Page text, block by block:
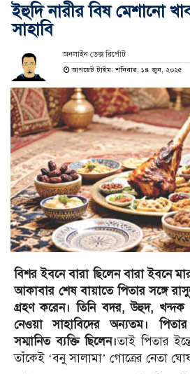
ইহুদি নারীর বিষ মেশানো
সাহাবি
অনলাইন ডেক্স রির্পোট
আপডেট টাইম: শনিবার, ১৪ জুন, ২০২৫
বিশর ইবনে বারা ছিলেন বারা ইবনে
আকাবার শেষ বায়াতে পিতার সঙ্গে
গ্রহণ করেন। তিনি বদর, উহুদ, খন্দক
নেওয়া সাহাবিদের অন্যতম।
সম্মানিত ব্যক্তি ছিলেন।তাই পিতার
তাঁকেই ‘বনু সালামা’ গোত্রের নেতা